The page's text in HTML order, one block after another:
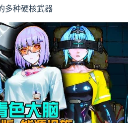
多种硬核武器